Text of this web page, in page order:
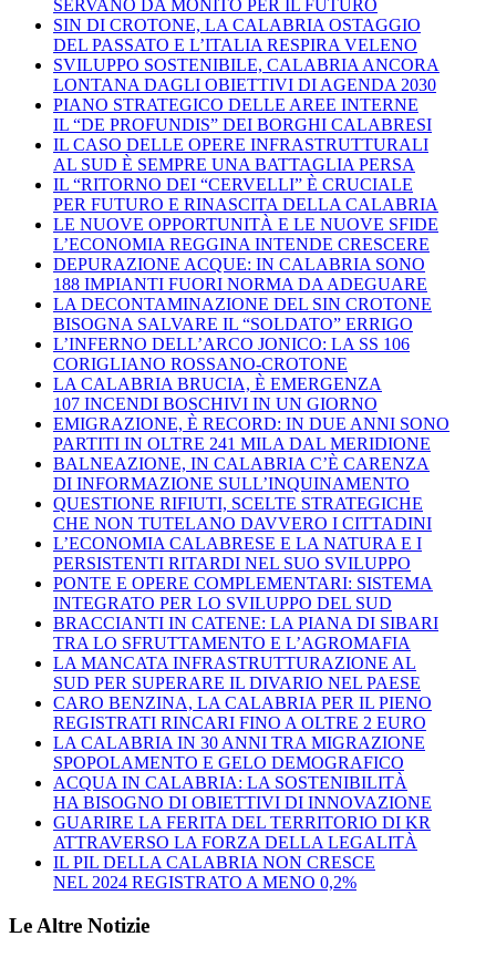
SERVANO DA MONITO PER IL FUTURO
SIN DI CROTONE, LA CALABRIA OSTAGGIO
DEL PASSATO E L’ITALIA RESPIRA VELENO
SVILUPPO SOSTENIBILE, CALABRIA ANCORA
LONTANA DAGLI OBIETTIVI DI AGENDA 2030
PIANO STRATEGICO DELLE AREE INTERNE
IL “DE PROFUNDIS” DEI BORGHI CALABRESI
IL CASO DELLE OPERE INFRASTRUTTURALI
AL SUD È SEMPRE UNA BATTAGLIA PERSA
IL “RITORNO DEI “CERVELLI” È CRUCIALE
PER FUTURO E RINASCITA DELLA CALABRIA
LE NUOVE OPPORTUNITÀ E LE NUOVE SFIDE
L’ECONOMIA REGGINA INTENDE CRESCERE
DEPURAZIONE ACQUE: IN CALABRIA SONO
188 IMPIANTI FUORI NORMA DA ADEGUARE
LA DECONTAMINAZIONE DEL SIN CROTONE
BISOGNA SALVARE IL “SOLDATO” ERRIGO
L’INFERNO DELL’ARCO JONICO: LA SS 106
CORIGLIANO ROSSANO-CROTONE
LA CALABRIA BRUCIA, È EMERGENZA
107 INCENDI BOSCHIVI IN UN GIORNO
EMIGRAZIONE, È RECORD: IN DUE ANNI SONO
PARTITI IN OLTRE 241 MILA DAL MERIDIONE
BALNEAZIONE, IN CALABRIA C’È CARENZA
DI INFORMAZIONE SULL’INQUINAMENTO
QUESTIONE RIFIUTI, SCELTE STRATEGICHE
CHE NON TUTELANO DAVVERO I CITTADINI
L’ECONOMIA CALABRESE E LA NATURA E I
PERSISTENTI RITARDI NEL SUO SVILUPPO
PONTE E OPERE COMPLEMENTARI: SISTEMA
INTEGRATO PER LO SVILUPPO DEL SUD
BRACCIANTI IN CATENE: LA PIANA DI SIBARI
TRA LO SFRUTTAMENTO E L’AGROMAFIA
LA MANCATA INFRASTRUTTURAZIONE AL
SUD PER SUPERARE IL DIVARIO NEL PAESE
CARO BENZINA, LA CALABRIA PER IL PIENO
REGISTRATI RINCARI FINO A OLTRE 2 EURO
LA CALABRIA IN 30 ANNI TRA MIGRAZIONE
SPOPOLAMENTO E GELO DEMOGRAFICO
ACQUA IN CALABRIA: LA SOSTENIBILITÀ
HA BISOGNO DI OBIETTIVI DI INNOVAZIONE
GUARIRE LA FERITA DEL TERRITORIO DI KR
ATTRAVERSO LA FORZA DELLA LEGALITÀ
IL PIL DELLA CALABRIA NON CRESCE
NEL 2024 REGISTRATO A MENO 0,2%
Le Altre Notizie